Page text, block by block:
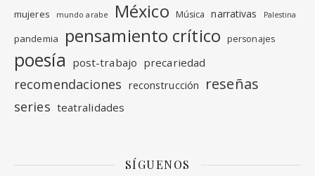
mujeres mundo arabe México Música narrativas Palestina
pandemia pensamiento crítico personajes
poesía post-trabajo precariedad
recomendaciones reconstrucción reseñas
series teatralidades
SÍGUENOS